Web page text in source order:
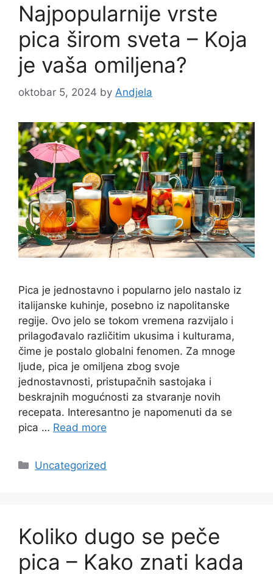
Najpopularnije vrste
pica širom sveta – Koja
je vaša omiljena?
oktobar 5, 2024 by Andjela
Pica je jednostavno i popularno jelo nastalo iz
italijanske kuhinje, posebno iz napolitanske
regije. Ovo jelo se tokom vremena razvijalo i
prilagođavalo različitim ukusima i kulturama,
čime je postalo globalni fenomen. Za mnoge
ljude, pica je omiljena zbog svoje
jednostavnosti, pristupačnih sastojaka i
beskrajnih mogućnosti za stvaranje novih
recepata. Interesantno je napomenuti da se
pica … Read more
Categories
Uncategorized
Koliko dugo se peče
pica – Kako znati kada